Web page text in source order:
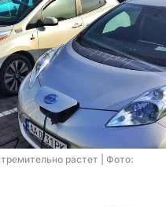
растет | Фото: